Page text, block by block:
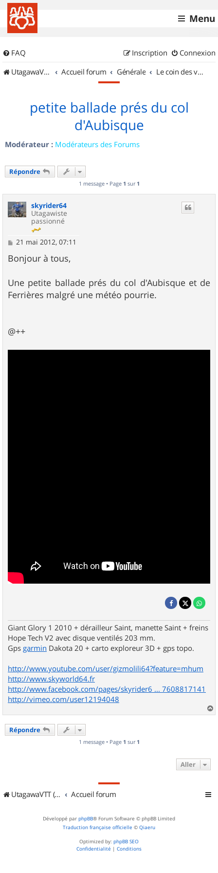
Menu
FAQ Connexion
Inscription
UtagawaVTT (Randos VTT et VTTAE avec traces GPS)
Accueil forum Générale Le coin des vidéastes
petite ballade prés du col
d'Aubisque
Modérateur : Modérateurs des Forums
Répondre
1 message • Page 1 sur 1
skyrider64
Utagawiste
passionné
M
s
s
g
e
21 mai 2012, 07:11
Bonjour à tous,
Une petite ballade prés du col d'Aubisque et de
Ferrières malgré une météo pourrie.
@++
Giant Glory 1 2010 + dérailleur Saint, manette Saint + freins
Hope Tech V2 avec disque ventilés 203 mm.
Gps garmin Dakota 20 + carto exploreur 3D + gps topo.
http://www.youtube.com/user/gizmolili64?feature=mhum
http://www.skyworld64.fr
http://www.facebook.com/pages/skyrider6 ... 7608817141
http://vimeo.com/user12194048
a
Répondre
1 message • Page 1 sur 1
Aller
UtagawaVTT (Randos VTT et VTTAE avec traces GPS) Accueil forum
Développé par phpBB® Forum Software © phpBB Limited
Traduction française officielle © Qiaeru
Optimized by: phpBB SEO
Confidentialité | Conditions